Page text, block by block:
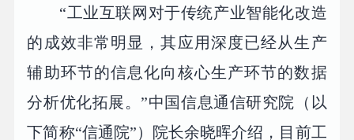
“工业互联网对于传统产业智能化改造
的成效非常明显，其应用深度已经从生产
辅助环节的信息化向核心生产环节的数据
分析优化拓展。”中国信息通信研究院（以
下简称“信通院”）院长余晓晖介绍，目前工